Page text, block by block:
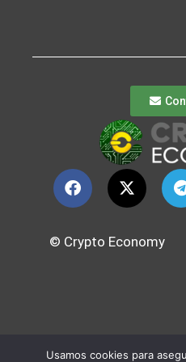
© Crypto Economy
Usamos cookies para